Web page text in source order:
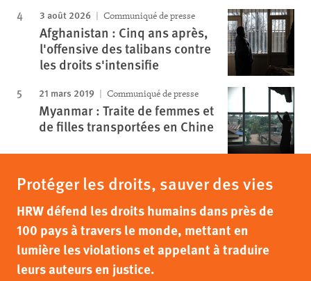
3 août 2026 Communiqué de presse
Afghanistan : Cinq ans après,
l'offensive des talibans contre
les droits s'intensifie
21 mars 2019 Communiqué de presse
Myanmar : Traite de femmes et
de filles transportées en Chine
Protéger les droits, sauver des vies
HRW défend les droits humains dans près de
100 pays à travers le monde, mettant en
lumière les violations et appelant à traduire
leurs auteurs en justice.